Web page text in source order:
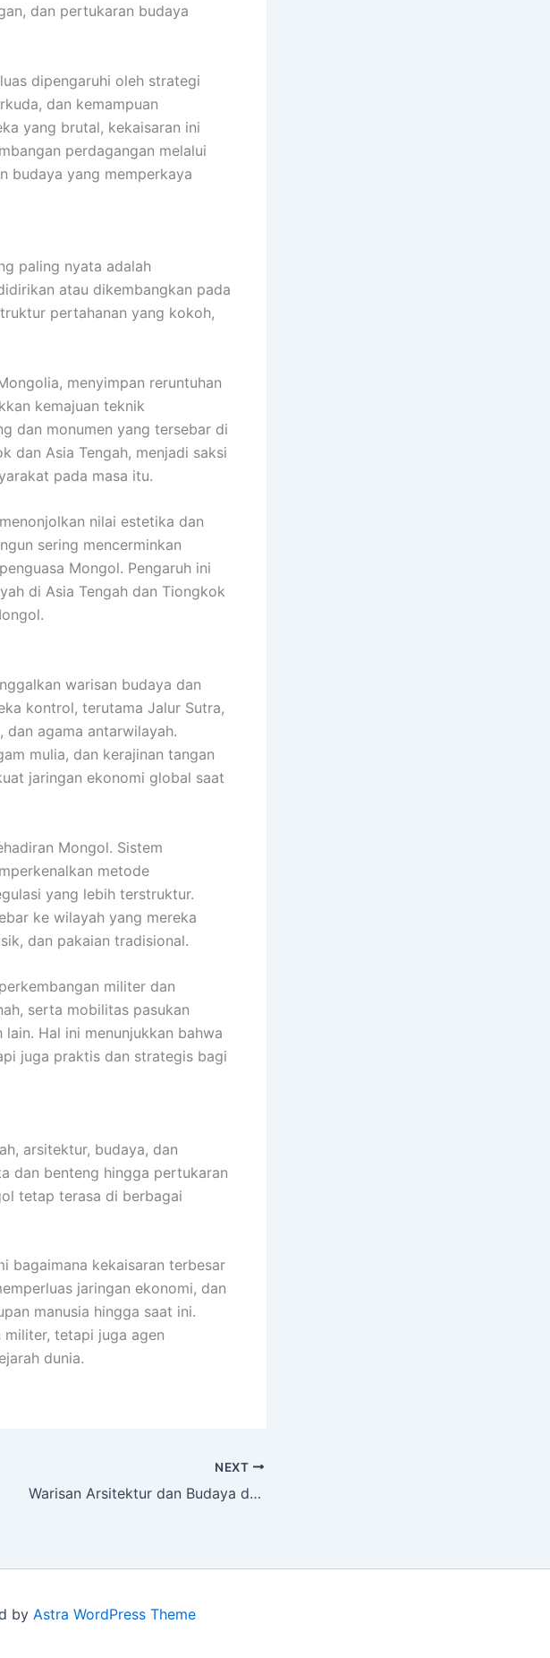
dan pertukaran budaya
dipengaruhi oleh strategi
dan kemampuan
yang brutal, kekaisaran ini
perdagangan melalui
budaya yang memperkaya
paling nyata adalah
atau dikembangkan pada
pertahanan yang kokoh,
menyimpan reruntuhan
kemajuan teknik
dan monumen yang tersebar di
dan Asia Tengah, menjadi saksi
pada masa itu.
nilai estetika dan
sering mencerminkan
Mongol. Pengaruh ini
di Asia Tengah dan Tiongkok
warisan budaya dan
kontrol, terutama Jalur Sutra,
agama antarwilayah.
mulia, dan kerajinan tangan
jaringan ekonomi global saat
Mongol. Sistem
metode
yang lebih terstruktur.
ke wilayah yang mereka
dan pakaian tradisional.
militer dan
serta mobilitas pasukan
Hal ini menunjukkan bahwa
juga praktis dan strategis bagi
arsitektur, budaya, dan
dan benteng hingga pertukaran
tetap terasa di berbagai
bagaimana kekaisaran terbesar
jaringan ekonomi, dan
manusia hingga saat ini.
militer, tetapi juga agen
dunia.
NEXT
Warisan Arsitektur dan Budaya dari Kekaisaran Romawi
by Astra WordPress Theme